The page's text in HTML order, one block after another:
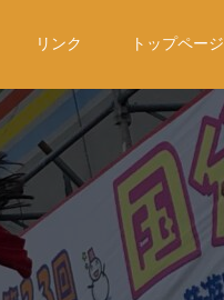
リンク トップページ